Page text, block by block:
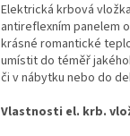
Elektrická krbová
antireflexním panelem
krásné romantické
umístit do téměř
či v nábytku nebo do
Vlastnosti el. krb.